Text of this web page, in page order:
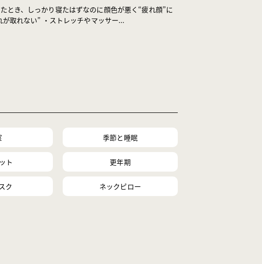
とき、しっかり寝たはずなのに顔色が悪く“疲れ顔”に
取れない” ・ストレッチやマッサー...
季節と睡眠
ト 更年期
ク ネックピロー